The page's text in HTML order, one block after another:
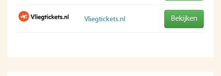
Vliegtickets.nl Bekijken